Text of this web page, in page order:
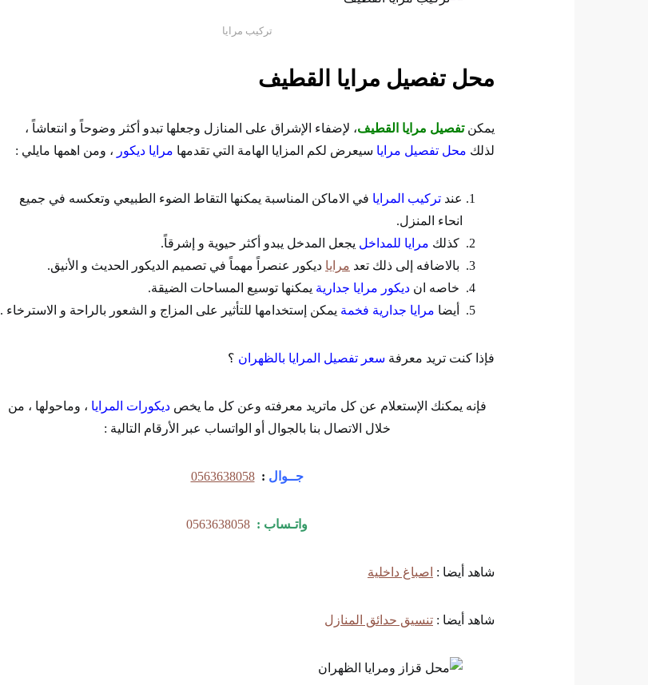
تركيب مرايا
محل تفصيل مرايا القطيف
يمكن تفصيل مرايا القطيف، لإضفاء الإشراق على المنازل وجعلها تبدو أكثر وضوحاً و انتعاشاً ،
لذلك محل تفصيل مرايا سيعرض لكم المزايا الهامة التي تقدمها مرايا ديكور ، ومن اهمها مايلي :
عند تركيب المرايا في الاماكن المناسبة يمكنها التقاط الضوء الطبيعي وتعكسه في جميع
انحاء المنزل.
كذلك مرايا للمداخل يجعل المدخل يبدو أكثر حيوية و إشرقاً.
بالاضافه إلى ذلك تعد مرايا ديكور عنصراً مهماً في تصميم الديكور الحديث و الأنيق.
خاصه ان ديكور مرايا جدارية يمكنها توسيع المساحات الضيقة.
أيضا مرايا جدارية فخمة يمكن إستخدامها للتأثير على المزاج و الشعور بالراحة و الاسترخاء .
فإذا كنت تريد معرفة سعر تفصيل المرايا بالظهران ؟
فإنه يمكنك الإستعلام عن كل ماتريد معرفته وعن كل ما يخص ديكورات المرايا ، وماحولها ، من
خلال الاتصال بنا بالجوال أو الواتساب عبر الأرقام التالية :
جــوال :
0563638058
واتـساب : 0563638058
شاهد أيضا : اصباغ داخلية
شاهد أيضا : تنسيق حدائق المنازل